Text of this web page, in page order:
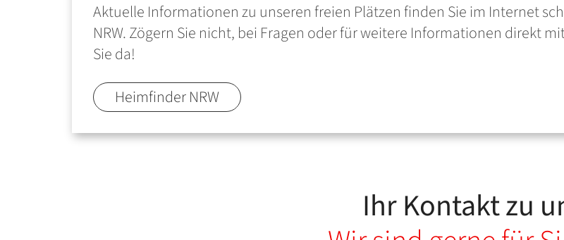
Aktuelle Informationen zu unseren freien Plätzen finden Sie im Internet
NRW. Zögern Sie nicht, bei Fragen oder für weitere Informationen direkt
Sie da!
Heimfinder NRW
Ihr Kontakt zu